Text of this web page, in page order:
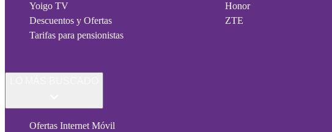
Yoigo TV
Descuentos y Ofertas
Tarifas para pensionistas
Honor
ZTE
Ofertas Internet Móvil